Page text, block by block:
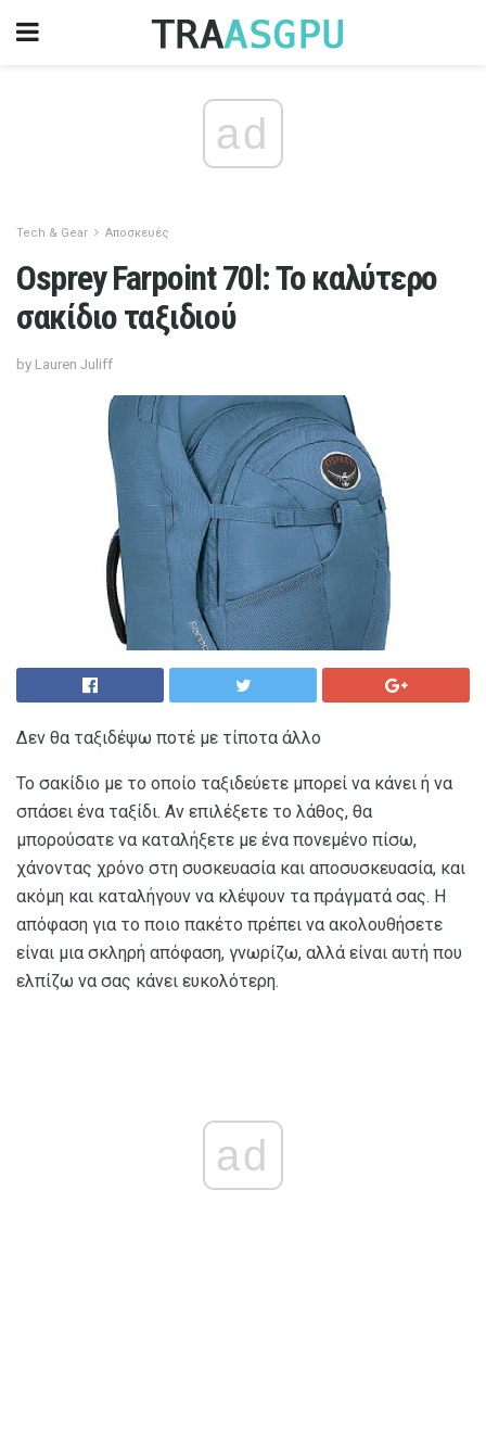
ad
Tech & Gear Αποσκευές
Osprey Farpoint 70l: Το καλύτερο
σακίδιο ταξιδιού
by Lauren Juliff
Δεν θα ταξιδέψω ποτέ με τίποτα άλλο
Το σακίδιο με το οποίο ταξιδεύετε μπορεί να κάνει ή να
σπάσει ένα ταξίδι. Αν επιλέξετε το λάθος, θα
μπορούσατε να καταλήξετε με ένα πονεμένο πίσω,
χάνοντας χρόνο στη συσκευασία και αποσυσκευασία, και
ακόμη και καταλήγουν να κλέψουν τα πράγματά σας. Η
απόφαση για το ποιο πακέτο πρέπει να ακολουθήσετε
είναι μια σκληρή απόφαση, γνωρίζω, αλλά είναι αυτή που
ελπίζω να σας κάνει ευκολότερη.
ad